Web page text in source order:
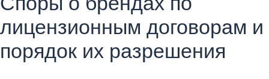
лицензионным договорам и
порядок их разрешения